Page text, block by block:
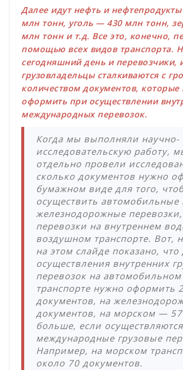
Далее идут нефть и
млн тонн, уголь — 430 млн тонн,
млн тонн и т.д. Все это, конечно,
помощью всех видов транспорта.
сегодняшний день и перевозчики,
грузовладельцы сталкиваются с
количеством документов, которые
оформить при осуществлении
международных перевозок.
Когда мы выполняли научно-
исследовательскую работу,
отдельно провели
сколько документов нужно
бумажном виде для того,
осуществить автомобильные
железнодорожные
перевозки на внутреннем
воздушном транспорте. Вот,
на этом слайде показано, что
осуществления внутренних
перевозок на автомобильном
транспорте нужно оформить
документов, на
документов, на морском —
больше, если осуществляются
международные грузовые
Например, на морском
около 70 документов.